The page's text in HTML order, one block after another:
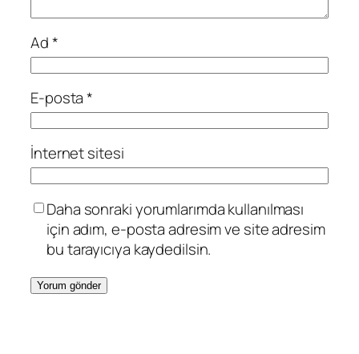
Ad*
E-posta*
İnternet sitesi
Daha sonraki yorumlarımda kullanılması
için adım, e-posta adresim ve site adresim
bu tarayıcıya kaydedilsin.